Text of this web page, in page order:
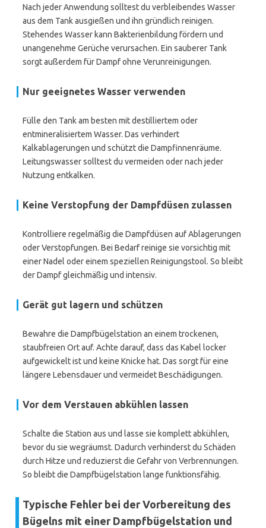
Nach jeder Anwendung solltest du verbleibendes Wasser
aus dem Tank ausgießen und ihn gründlich reinigen.
Stehendes Wasser kann Bakterienbildung fördern und
unangenehme Gerüche verursachen. Ein sauberer Tank
sorgt außerdem für Dampf ohne Verunreinigungen.
Nur geeignetes Wasser verwenden
Fülle den Tank am besten mit destilliertem oder
entmineralisiertem Wasser. Das verhindert
Kalkablagerungen und schützt die Dampfinnenräume.
Leitungswasser solltest du vermeiden oder nach jeder
Nutzung entkalken.
Keine Verstopfung der Dampfdüsen zulassen
Kontrolliere regelmäßig die Dampfdüsen auf Ablagerungen
oder Verstopfungen. Bei Bedarf reinige sie vorsichtig mit
einer Nadel oder einem speziellen Reinigungstool. So bleibt
der Dampf gleichmäßig und intensiv.
Gerät gut lagern und schützen
Bewahre die Dampfbügelstation an einem trockenen,
staubfreien Ort auf. Achte darauf, dass das Kabel locker
aufgewickelt ist und keine Knicke hat. Das sorgt für eine
längere Lebensdauer und vermeidet Beschädigungen.
Vor dem Verstauen abkühlen lassen
Schalte die Station aus und lasse sie komplett abkühlen,
bevor du sie wegräumst. Dadurch verhinderst du Schäden
durch Hitze und reduzierst die Gefahr von Verbrennungen.
So bleibt die Dampfbügelstation lange funktionsfähig.
Typische Fehler bei der Vorbereitung des
Bügelns mit einer Dampfbügelstation und